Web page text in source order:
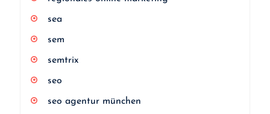
sea
sem
semtrix
seo
seo agentur münchen